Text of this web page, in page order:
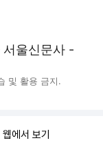
울신문사 -
및 활용 금지.
에서 보기